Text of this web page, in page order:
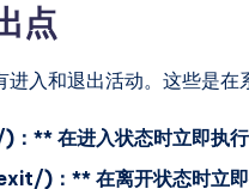
点
入和退出活动。这些是在
** 在进入状态时立即执行
)：** 在离开状态时立即